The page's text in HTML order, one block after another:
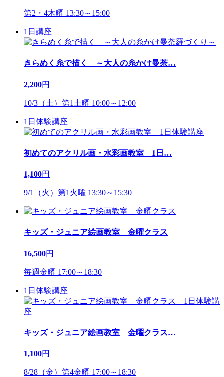
第2・4木曜 13:30～15:00
1日講座
きらめく糸で描く ～大人の糸かけ曼荼…
2,200円
10/3（土）第1土曜 10:00～12:00
1日体験講座
初めてのアクリル画・水彩画教室 1日 …
1,100円
9/1（火）第1火曜 13:30～15:30
キッズ・ジュニア絵画教室 金曜クラス
16,500円
毎週金曜 17:00～18:30
1日体験講座
キッズ・ジュニア絵画教室 金曜クラス…
1,100円
8/28（金）第4金曜 17:00～18:30